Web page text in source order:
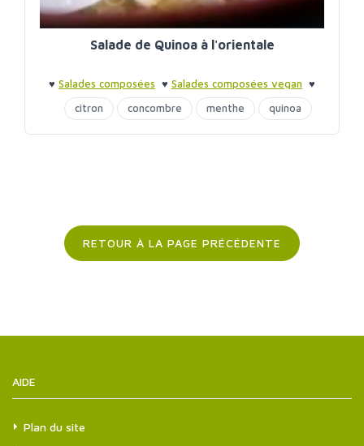
Salade de Quinoa à l'orientale
♥ Salades composées ♥ Salades composées vegan ♥
Barbecue entre amis
♥ Barbecue entre amis
citron concombre menthe quinoa
raisins secs
RETOUR À LA PAGE PRÉCÉDENTE
AIDE
Plan du site